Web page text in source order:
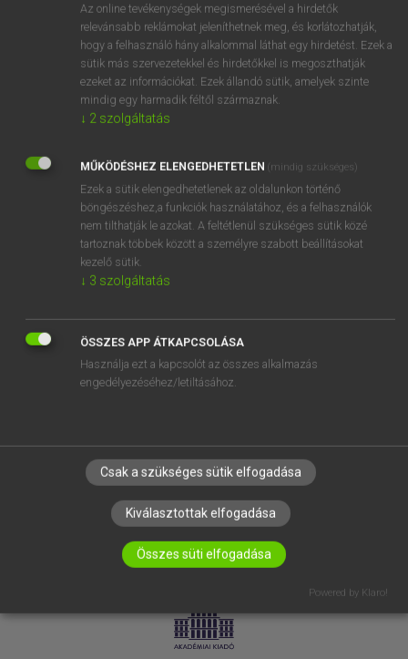
SZOTAR.NET APPLIKÁCIÓ
MICROSOFT OFFICE BŐVÍTMÉNY
BEÉPÜLŐ SZÓTÁRMODUL
ONLINE NYELVVIZSGA
EGYÉNI FELHASZNÁLÓKNAK
TANULÓKNAK
OKTATÁSI INTÉZMÉNYEKNEK
VÁLLALATI MEGOLDÁSOK
RÓLUNK
ELÉRHETŐSÉG
SÜTI BEÁLLÍTÁSOK
LICENCSZERZŐDÉS ADATVÉDELEM
Az online tevékenységek megismerésével a hirdetők
relevánsabb reklámokat jeleníthetnek meg, és korlátozhatják,
hogy a felhasználó hány alkalommal láthat egy hirdetést. Ezek a
sütik más szervezetekkel és hirdetőkkel is megoszthatják
ezeket az információkat. Ezek állandó sütik, amelyek szinte
mindig egy harmadik féltől származnak.
↓ 2 szolgáltatás
MŰKÖDÉSHEZ ELENGEDHETETLEN (mindig szükséges)
Ezek a sütik elengedhetetlenek az oldalunkon történő
böngészéshez,a funkciók használatához, és a felhasználók
nem tilthatják le azokat. A feltétlenül szükséges sütik közé
tartoznak többek között a személyre szabott beállításokat
kezelő sütik.
↓ 3 szolgáltatás
ÖSSZES APP ÁTKAPCSOLÁSA
Használja ezt a kapcsolót az összes alkalmazás
engedélyezéséhez/letiltásához.
Csak a szükséges sütik elfogadása
Kiválasztottak elfogadása
Összes süti elfogadása
Powered by Klaro!